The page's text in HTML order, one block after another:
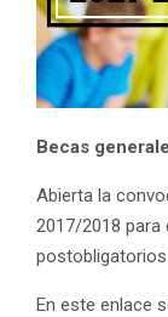
Becas
Abierta la
2017/2018
En este enlace